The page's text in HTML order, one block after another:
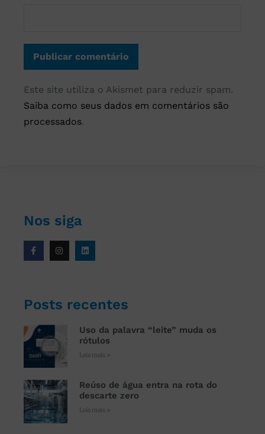
Este site utiliza o Akismet para reduzir spam.
Saiba como seus dados em comentários são
processados.
Nos siga
Posts recentes
Uso da palavra “leite” muda os
rótulos
Leia mais »
Reúso de água entra na rota do
descarte zero
Leia mais »